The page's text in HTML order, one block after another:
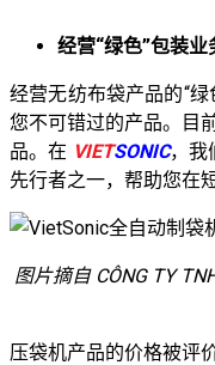
经营“绿色”包装
经营无纺布袋产品的“
您不可错过的产品。目
品。在 VIETSONIC，我
先行者之一，帮助您在
图片摘自 CÔNG TY
压袋机产品的价格被评